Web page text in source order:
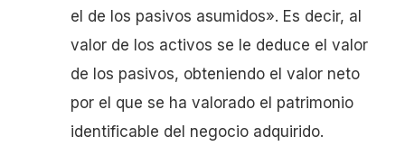
el de los pasivos asumidos». Es decir, al
valor de los activos se le deduce el valor
de los pasivos, obteniendo el valor neto
por el que se ha valorado el patrimonio
identificable del negocio adquirido.